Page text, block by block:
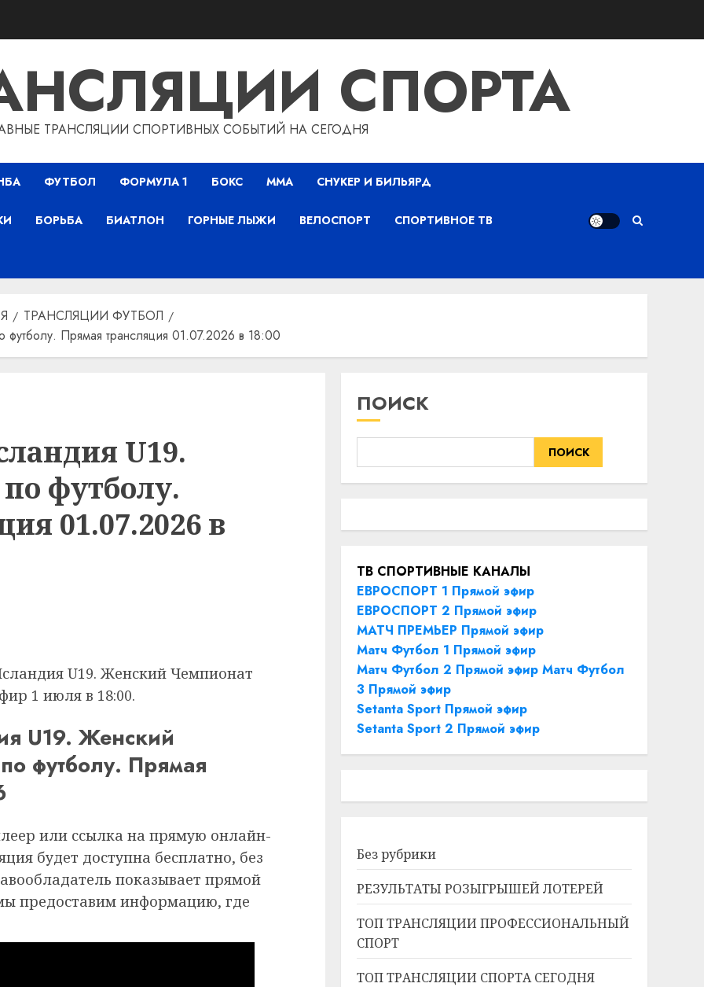
СПОРТА
ТРАНСЛЯЦИИ СПОРТИВНЫХ СОБЫТИЙ НА СЕГОДНЯ
ФУТБОЛ ФОРМУЛА 1 БОКС ММА СНУКЕР И БИЛЬЯРД
БОРЬБА БИАТЛОН ГОРНЫЕ ЛЫЖИ ВЕЛОСПОРТ СПОРТИВНОЕ ТВ
ТРАНСЛЯЦИИ ФУТБОЛ
Прямая трансляция 01.07.2026 в 18:00
U19.
футболу.
01.07.2026 в
U19. Женский Чемпионат
1 июля в 18:00.
U19. Женский
футболу. Прямая
или ссылка на прямую онлайн-
будет доступна бесплатно, без
показывает прямой
предоставим информацию, где
ПОИСК
ПОИСК
ТВ СПОРТИВНЫЕ КАНАЛЫ
ЕВРОСПОРТ 1 Прямой эфир
ЕВРОСПОРТ 2 Прямой эфир
МАТЧ ПРЕМЬЕР Прямой эфир
Матч Футбол 1 Прямой эфир
Матч Футбол 2 Прямой эфир Матч Футбол
3 Прямой эфир
Setanta Sport Прямой эфир
Setanta Sport 2 Прямой эфир
Без рубрики
РЕЗУЛЬТАТЫ РОЗЫГРЫШЕЙ ЛОТЕРЕЙ
ТОП ТРАНСЛЯЦИИ ПРОФЕССИОНАЛЬНЫЙ
СПОРТ
ТОП ТРАНСЛЯЦИИ СПОРТА СЕГОДНЯ